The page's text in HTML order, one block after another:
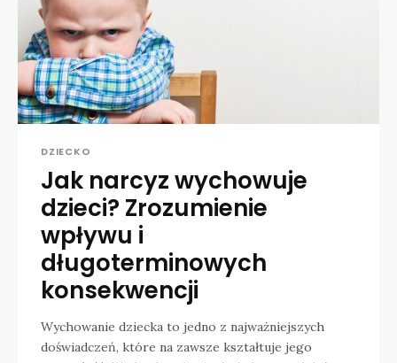
DZIECKO
Jak narcyz wychowuje
dzieci? Zrozumienie
wpływu i
długoterminowych
konsekwencji
Wychowanie dziecka to jedno z najważniejszych
doświadczeń, które na zawsze kształtuje jego